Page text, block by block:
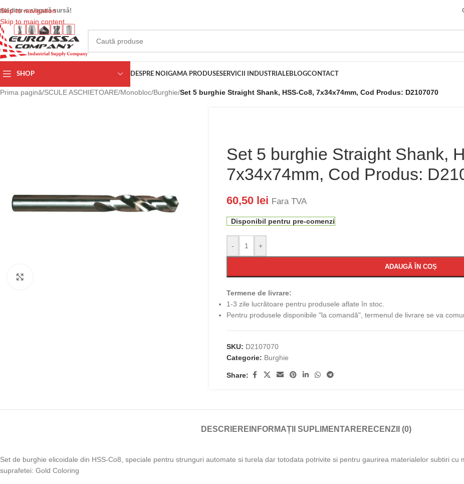
Skip to navigation
Skip to main content
dintr-o singură sursă!
SHOP DESPRE NOI GAMA PRODUSESERVICII INDUSTRIALEBLOGCONTACT
Prima pagină/SCULE ASCHIETOARE/Monobloc/Burghie/Set 5 burghie Straight Shank, HSS-Co8, 7x34x74mm, Cod Produs: D2107070
Set 5 burghie Straight Shank,
7x34x74mm, Cod Produs:
60,50 lei Fara TVA
Disponibil pentru pre-comenzi
- +
ADAUGĂ ÎN COȘ
Termene de livrare:
1-3 zile lucrătoare pentru produsele aflate în stoc.
Pentru produsele disponibile "la comandă", termenul de livrare se va
SKU: D2107070
Categorie: Burghie
Share:
DESCRIERE INFORMAȚII SUPLIMENTARE RECENZII (0)
Set de burghie elicoidale din HSS-Co8, speciale pentru strunguri automate si turela dar totodata potrivite si pentru gaurirea materialelor subtiri cu
suprafetei: Gold Coloring